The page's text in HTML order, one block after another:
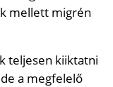
mellett migrén
teljesen kiiktatni
a megfelelő